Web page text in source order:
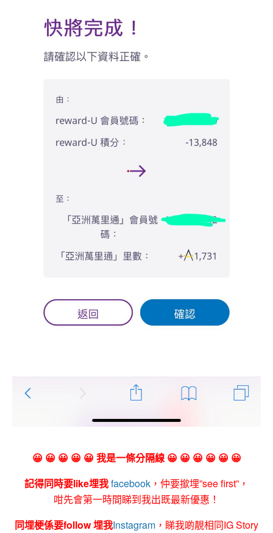
😀 😀 😀 😀 😀 我是一條分隔線 😀 😀 😀 😀 😀 😀
記得同時要like埋我facebook ，仲要撳埋”see first”，
咁先會第一時間睇到我出既最新優惠！
同埋梗係要follow 埋我Instagram ，睇我啲靚相同IG Story